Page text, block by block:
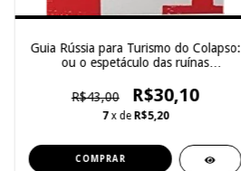
Guia Rússia para Turismo do Colapso:
ou o espetáculo das ruínas
R$43,00
R$30,10
7 x de R$5,20